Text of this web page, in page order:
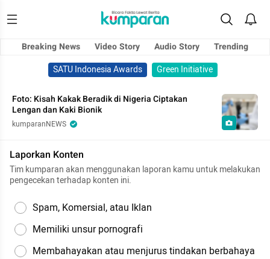
Breaking News Video Story Audio Story
Trending
SATU Indonesia Awards
Green Initiative
Foto: Kisah Kakak Beradik di Nigeria Ciptakan
Lengan dan Kaki Bionik
kumparanNEWS
Laporkan Konten
Tim kumparan akan menggunakan laporan kamu untuk melakukan
pengecekan terhadap konten ini.
Spam, Komersial, atau Iklan
Memiliki unsur pornografi
Membahayakan atau menjurus tindakan berbahaya